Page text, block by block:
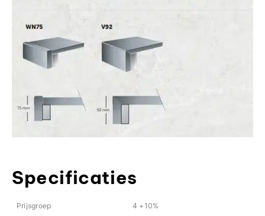
Specificaties
Prijsgroep 4 +10%